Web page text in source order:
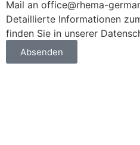
Mail an office@rhema-
Detaillierte Informationen
finden Sie in unserer
Absenden